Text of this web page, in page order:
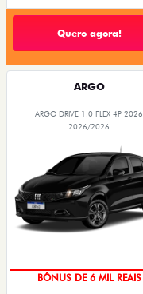
Quero agora!
ARGO
ARGO DRIVE 1.0 FLEX 4P 2026
2026/2026